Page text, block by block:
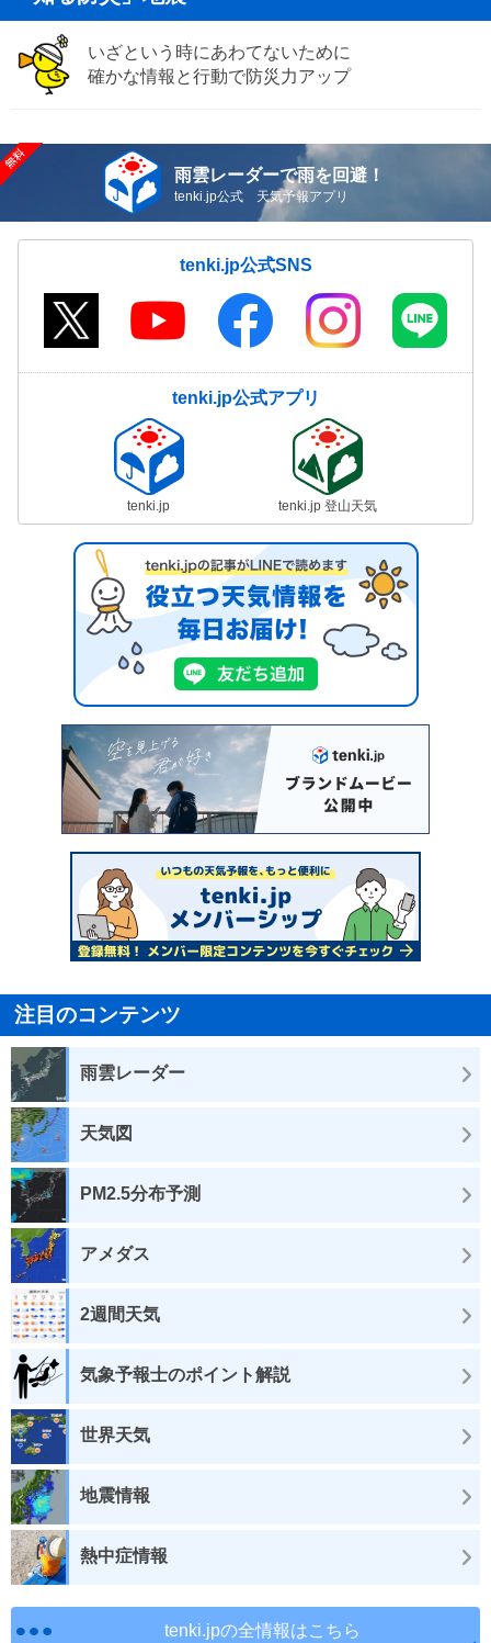
いざという時にあわてないために
確かな情報と行動で防災力アップ
雨雲レーダーで雨を回避！
tenki.jp公式 天気予報アプリ
tenki.jp公式SNS
tenki.jp公式アプリ
tenki.jp tenki.jp 登山天気
注目のコンテンツ
雨雲レーダー
天気図
PM2.5分布予測
アメダス
2週間天気
気象予報士のポイント解説
世界天気
地震情報
熱中症情報
tenki.jpの全情報はこちら